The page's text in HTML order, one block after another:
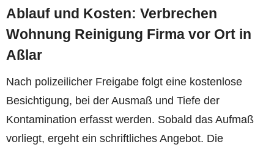
Ablauf und Kosten: Verbrechen
Wohnung Reinigung Firma vor Ort in
Aßlar
Nach polizeilicher Freigabe folgt eine kostenlose
Besichtigung, bei der Ausmaß und Tiefe der
Kontamination erfasst werden. Sobald das Aufmaß
vorliegt, ergeht ein schriftliches Angebot. Die